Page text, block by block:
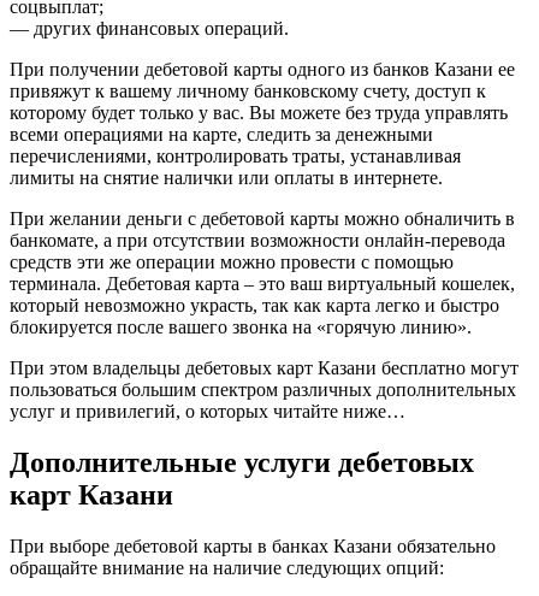
соцвыплат;
— других финансовых операций.
При получении дебетовой карты одного из банков Казани ее
привяжут к вашему личному банковскому счету, доступ к
которому будет только у вас. Вы можете без труда управлять
всеми операциями на карте, следить за денежными
перечислениями, контролировать траты, устанавливая
лимиты на снятие налички или оплаты в интернете.
При желании деньги с дебетовой карты можно обналичить в
банкомате, а при отсутствии возможности онлайн-перевода
средств эти же операции можно провести с помощью
терминала. Дебетовая карта – это ваш виртуальный кошелек,
который невозможно украсть, так как карта легко и быстро
блокируется после вашего звонка на «горячую линию».
При этом владельцы дебетовых карт Казани бесплатно могут
пользоваться большим спектром различных дополнительных
услуг и привилегий, о которых читайте ниже…
Дополнительные услуги дебетовых
карт Казани
При выборе дебетовой карты в банках Казани обязательно
обращайте внимание на наличие следующих опций: